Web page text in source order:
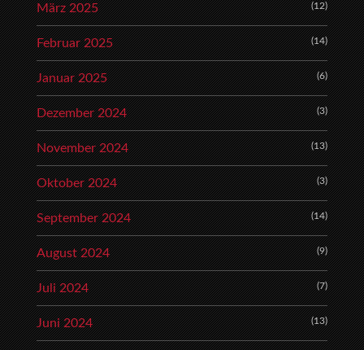
März 2025 (12)
Februar 2025 (14)
Januar 2025 (6)
Dezember 2024 (3)
November 2024 (13)
Oktober 2024 (3)
September 2024 (14)
August 2024 (9)
Juli 2024 (7)
Juni 2024 (13)